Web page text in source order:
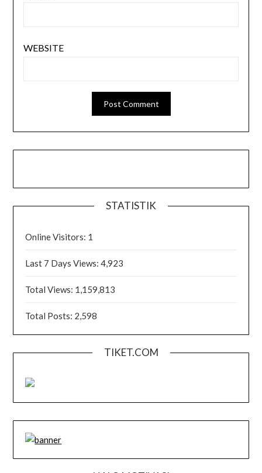
WEBSITE
STATISTIK
Online Visitors: 1
Last 7 Days Views:4,923
Total Views: 1,159,813
Total Posts: 2,598
TIKET.COM